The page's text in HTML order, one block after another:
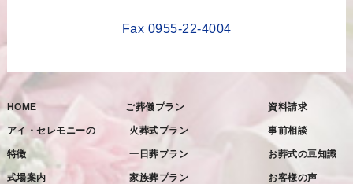
2022年11月
2022年10月
2022年9月
2022年8月
Fax 0955-22-4004
HOME
アイ・セレモニーの
特徴
式場案内
ご葬儀プラン
火葬式プラン
一日葬プラン
家族葬プラン
資料請求
事前相談
お葬式の豆知識
お客様の声